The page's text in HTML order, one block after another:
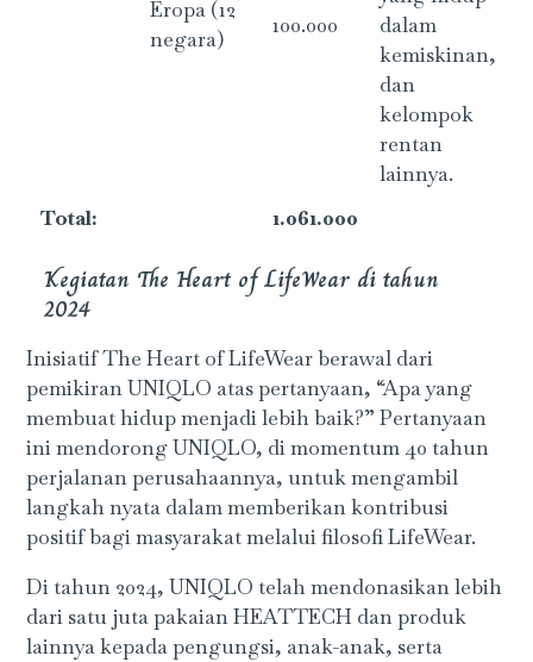
Eropa (12
negara)
100.000
dalam
kemiskinan,
dan
kelompok
rentan
lainnya.
Total:
1.061.000
Kegiatan The Heart of LifeWear di tahun
2024
Inisiatif The Heart of LifeWear berawal dari
pemikiran UNIQLO atas pertanyaan, “Apa yang
membuat hidup menjadi lebih baik?” Pertanyaan
ini mendorong UNIQLO, di momentum 40 tahun
perjalanan perusahaannya, untuk mengambil
langkah nyata dalam memberikan kontribusi
positif bagi masyarakat melalui filosofi LifeWear.
Di tahun 2024, UNIQLO telah mendonasikan lebih
dari satu juta pakaian HEATTECH dan produk
lainnya kepada pengungsi, anak-anak, serta